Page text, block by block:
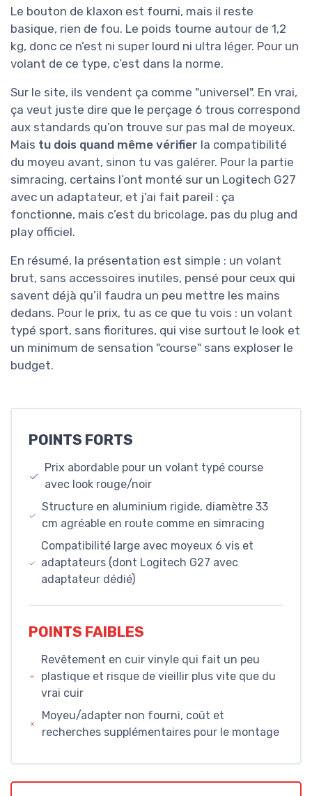
Le bouton de klaxon est fourni, mais il reste
basique, rien de fou. Le poids tourne autour de 1,2
kg, donc ce n’est ni super lourd ni ultra léger. Pour un
volant de ce type, c’est dans la norme.
Sur le site, ils vendent ça comme "universel". En vrai,
ça veut juste dire que le perçage 6 trous correspond
aux standards qu’on trouve sur pas mal de moyeux.
Mais tu dois quand même vérifier la compatibilité
du moyeu avant, sinon tu vas galérer. Pour la partie
simracing, certains l’ont monté sur un Logitech G27
avec un adaptateur, et j’ai fait pareil : ça
fonctionne, mais c’est du bricolage, pas du plug and
play officiel.
En résumé, la présentation est simple : un volant
brut, sans accessoires inutiles, pensé pour ceux qui
savent déjà qu’il faudra un peu mettre les mains
dedans. Pour le prix, tu as ce que tu vois : un volant
typé sport, sans fioritures, qui vise surtout le look et
un minimum de sensation "course" sans exploser le
budget.
POINTS FORTS
Prix abordable pour un volant typé course
avec look rouge/noir
Structure en aluminium rigide, diamètre 33
cm agréable en route comme en simracing
Compatibilité large avec moyeux 6 vis et
adaptateurs (dont Logitech G27 avec
adaptateur dédié)
POINTS FAIBLES
Revêtement en cuir vinyle qui fait un peu
plastique et risque de vieillir plus vite que du
vrai cuir
Moyeu/adapter non fourni, coût et
recherches supplémentaires pour le montage